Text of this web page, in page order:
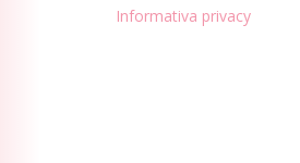
Informativa privacy